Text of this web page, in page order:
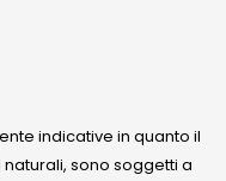
indicative in quanto il
sono soggetti a